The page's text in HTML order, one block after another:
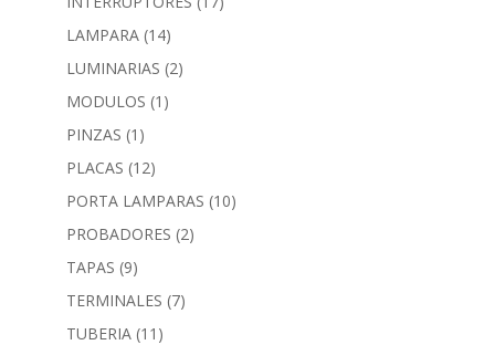
LAMPARA (14)
LUMINARIAS (2)
MODULOS (1)
PINZAS (1)
PLACAS (12)
PORTA LAMPARAS (10)
PROBADORES (2)
TAPAS (9)
TERMINALES (7)
TUBERIA (11)